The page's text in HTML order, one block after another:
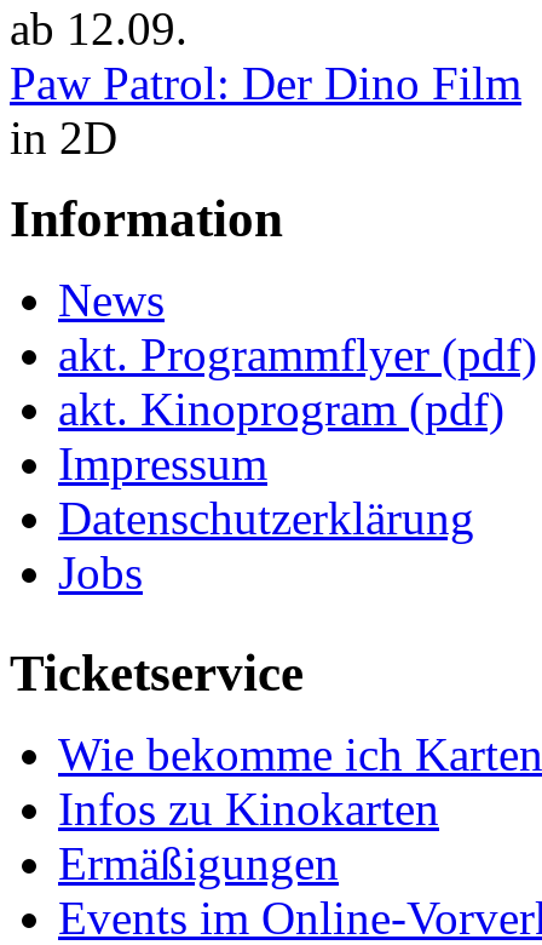
ab 12.09.
Paw Patrol: Der Dino Film
in 2D
Information
News
akt. Programmflyer (pdf)
akt. Kinoprogram (pdf)
Impressum
Datenschutzerklärung
Jobs
Ticketservice
Wie bekomme ich
Infos zu Kinokarten
Ermäßigungen
Events im Online-